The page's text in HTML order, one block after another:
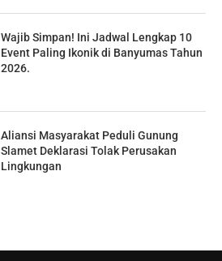
Wajib Simpan! Ini Jadwal Lengkap 10
Event Paling Ikonik di Banyumas Tahun
2026.
Aliansi Masyarakat Peduli Gunung
Slamet Deklarasi Tolak Perusakan
Lingkungan